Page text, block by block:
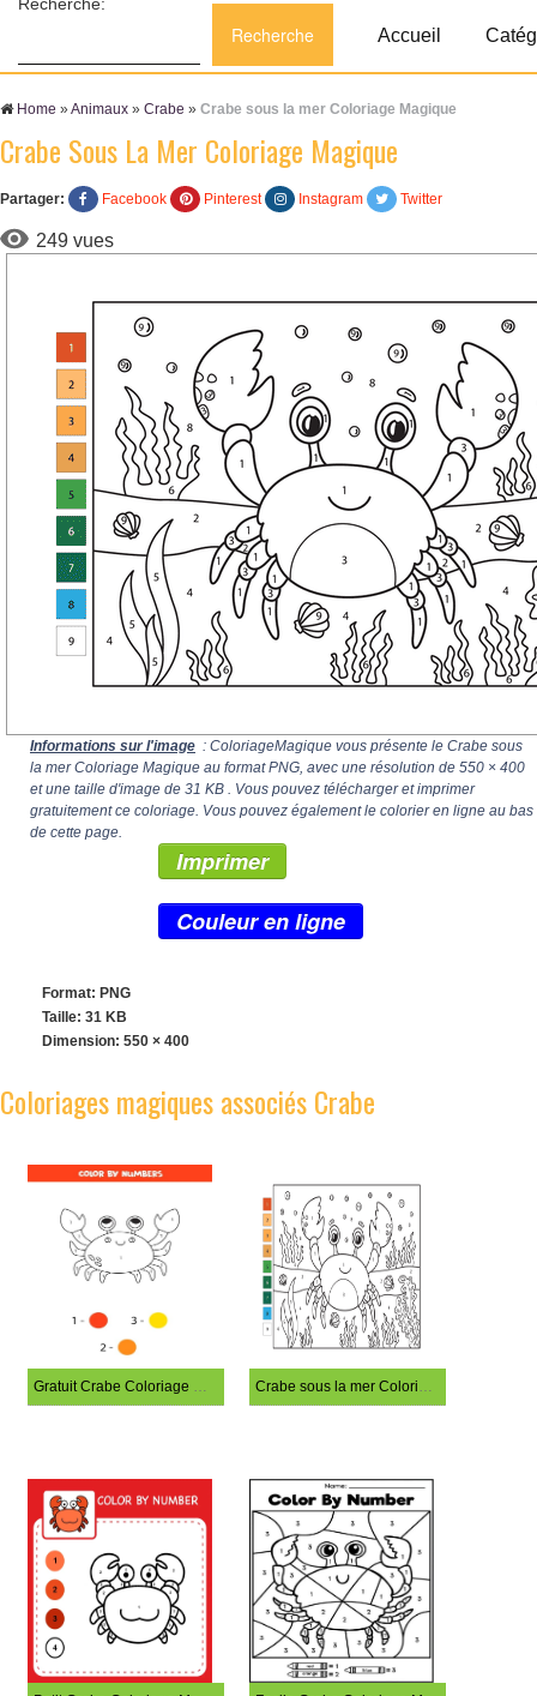
Accueil
Home »Animaux » Crabe » Crabe sous la mer Coloriage Magique
Crabe Sous La Mer Coloriage Magique
Partager: Facebook Pinterest Instagram Twitter
249 vues
Informations sur l'image : ColoriageMagique vous présente le Crabe sous
la mer Coloriage Magique au format PNG, avec une résolution de 550 × 400
et une taille d'image de 31 KB . Vous pouvez télécharger et imprimer
gratuitement ce coloriage. Vous pouvez également le colorier en ligne au bas
de cette page.
Imprimer
Couleur en ligne
Format: PNG
Taille: 31 KB
Dimension: 550 × 400
Coloriages magiques associés Crabe
Gratuit Crabe Coloriage Magique Crabe sous la mer Coloriage Magique